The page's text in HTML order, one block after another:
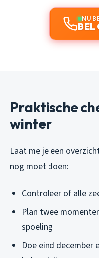
NU
BEL
Praktische
winter
Laat me je een
nog moet doen:
Controleer of alle
Plan twee
spoeling
Doe eind december